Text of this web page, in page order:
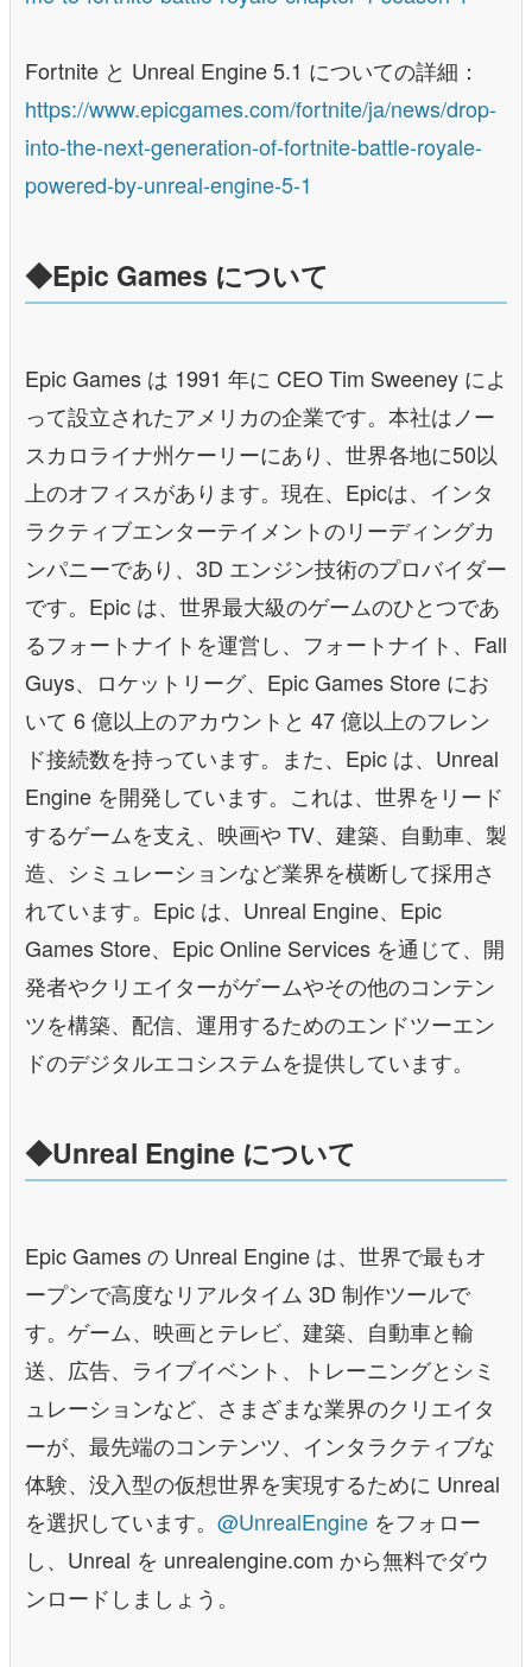
Fortnite と Unreal Engine 5.1 についての詳細：
https://www.epicgames.com/fortnite/ja/news/drop-
into-the-next-generation-of-fortnite-battle-royale-
powered-by-unreal-engine-5-1
◆Epic Games について
Epic Games は 1991 年に CEO Tim Sweeney によ
って設⽴されたアメリカの企業です。本社はノー
スカロライナ州ケーリーにあり、世界各地に50以
上のオフィスがあります。現在、Epicは、インタ
ラクティブエンターテイメントのリーディングカ
ンパニーであり、3D エンジン技術のプロバイダー
です。Epic は、世界最⼤級のゲームのひとつであ
るフォートナイトを運営し、フォートナイト、Fall
Guys、ロケットリーグ、Epic Games Store にお
いて 6 億以上のアカウントと 47 億以上のフレン
ド接続数を持っています。また、Epic は、Unreal
Engine を開発しています。これは、世界をリード
するゲームを⽀え、映画や TV、建築、⾃動⾞、製
造、シミュレーションなど業界を横断して採⽤さ
れています。Epic は、Unreal Engine、Epic
Games Store、Epic Online Services を通じて、開
発者やクリエイターがゲームやその他のコンテン
ツを構築、配信、運⽤するためのエンドツーエン
ドのデジタルエコシステムを提供しています。
◆Unreal Engine について
Epic Games の Unreal Engine は、世界で最もオ
ープンで⾼度なリアルタイム 3D 制作ツールで
す。ゲーム、映画とテレビ、建築、⾃動⾞と輸
送、広告、ライブイベント、トレーニングとシミ
ュレーションなど、さまざまな業界のクリエイタ
ーが、最先端のコンテンツ、インタラクティブな
体験、没⼊型の仮想世界を実現するために Unreal
を選択しています。 @UnrealEngine をフォロー
し、Unreal を unrealengine.com から無料でダウ
ンロードしましょう。